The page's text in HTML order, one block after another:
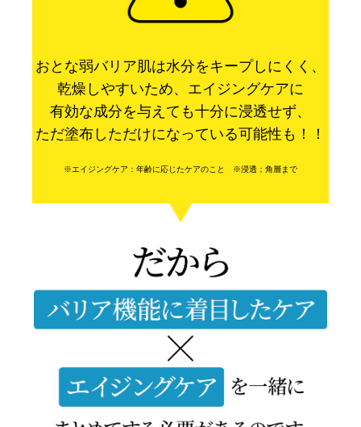
おとな弱バリア肌は水分をキープしにくく、
乾燥しやすいため、エイジングケアに
有効な成分を与えても十分に浸透せず、
ただ塗布しただけになっている可能性も！！
※エイジングケア：年齢に応じたケアのこと ※浸透；角層まで